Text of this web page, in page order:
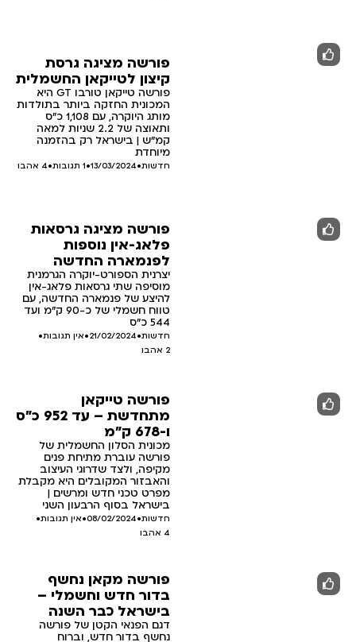
פורשה מציגה גרסת
קיצון לטייקאן החשמלית
פורשה טייקאן טורבו GT היא
המכונית החזקה ביותר בתולדות
מותג היוקרה, עם 1,108 כ"ס
ותאוצה של 2.2 שניות למאה
קמ"ש | בישראל רק בהזמנה
מיוחדת
חדשות•
13/03/2024
•1 תגובות •
4 אהבו
פורשה מציגה גרסאות
פלאג-אין נוספות
לפנמארה החדשה
יצרנית הספורט-יוקרה הגרמנית
מוסיפה שתי גרסאות פלאג-אין
להיצע של פנמארה החדשה, עם
טווח חשמלי של כ-90 ק"מ ועד
544 כ"ס
חדשות•
21/02/2024
•אין תגובות•
2 אהבו
פורשה טייקאן
מתחדשת – עד 952 כ"ס
ו-678 ק"מ
מכונית הסלון החשמלית של
פורשה עוברת מתיחת פנים
מקיפה, ולצד שדרוגי העיצוב
והאבזור המקובלים היא מקבלת
מפרט טכני חדש ומרשים |
בישראל בסוף הרבעון השני
חדשות•
08/02/2024
•אין תגובות•
4 אהבו
פורשה מקאן נחשף
בדור חדש וחשמלי –
בישראל כבר השנה
דגם הפנאי הקטן של פורשה
נחשף בדור חדש, וברוח